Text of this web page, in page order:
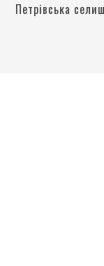
Петрівська